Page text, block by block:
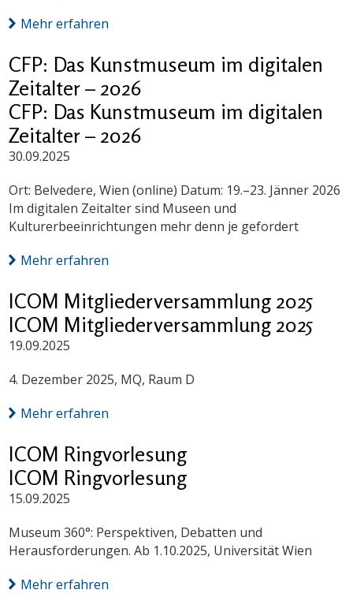
Mehr erfahren
CFP: Das Kunstmuseum im digitalen
Zeitalter – 2026
CFP: Das Kunstmuseum im digitalen
Zeitalter – 2026
30.09.2025
Ort: Belvedere, Wien (online) Datum: 19.–23. Jänner 2026
Im digitalen Zeitalter sind Museen und
Kulturerbeeinrichtungen mehr denn je gefordert
Mehr erfahren
ICOM Mitgliederversammlung 2025
ICOM Mitgliederversammlung 2025
19.09.2025
4. Dezember 2025, MQ, Raum D
Mehr erfahren
ICOM Ringvorlesung
ICOM Ringvorlesung
15.09.2025
Museum 360°: Perspektiven, Debatten und
Herausforderungen. Ab 1.10.2025, Universität Wien
Mehr erfahren